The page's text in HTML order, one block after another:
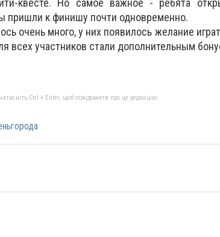
квесте. Но самое важное - ребята
пришли к финишу почти одновременно.
очень много, у них появилось желание
всех участников стали дополнительным
Ctrl + Enter, щоб повідомити про це редакцію